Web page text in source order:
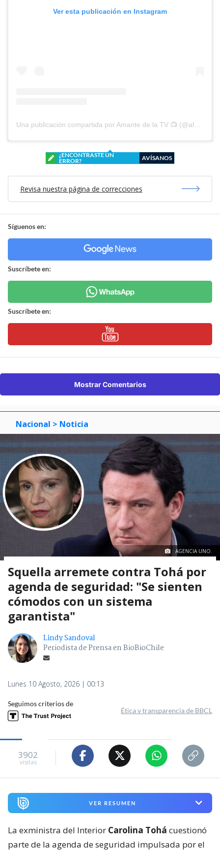
Ver esta publicación en Instagram
¿ENCONTRASTE UN
ERROR?
AVÍSANOS
Revisa nuestra página de correcciones
Síguenos en:
Suscríbete en:
Suscríbete en:
Mostrar Comentarios
Nacional > Noticia
AGENCIA UNO.
Squella arremete contra Tohá por
agenda de seguridad: "Se sienten
cómodos con un sistema
garantista"
Lindy Sandoval
Periodista de Prensa en BioBioChile
Lunes 10 Agosto, 2026 | 00:13
Seguimos criterios de
Ética y transparencia de BBCL
3902
visitas
VER RESUMEN
La exministra del Interior Carolina Tohá cuestionó
parte de la agenda de seguridad impulsada por el